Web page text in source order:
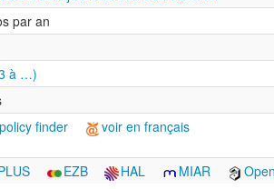
par an
à …)
finder voir en français
EZB HAL MIAR